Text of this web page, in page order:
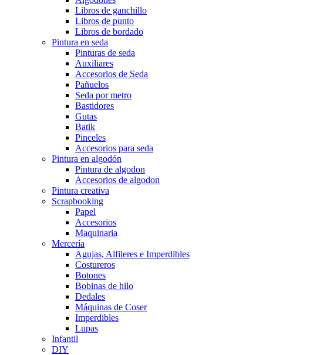
Libros de ganchillo
Libros de punto
Libros de bordado
Pintura en seda
Pinturas de seda
Auxiliares
Accesorios de Seda
Pañuelos
Seda por metro
Bastidores
Gutas
Batik
Pinceles
Accesorios para seda
Pintura en algodón
Pintura de algodon
Accesorios de algodon
Pintura creativa
Scrapbooking
Papel
Accesorios
Maquinaria
Mercería
Agujas, Alfileres e Imperdibles
Costureros
Botones
Bobinas de hilo
Dedales
Máquinas de Coser
Imperdibles
Lupas
Infantil
DIY